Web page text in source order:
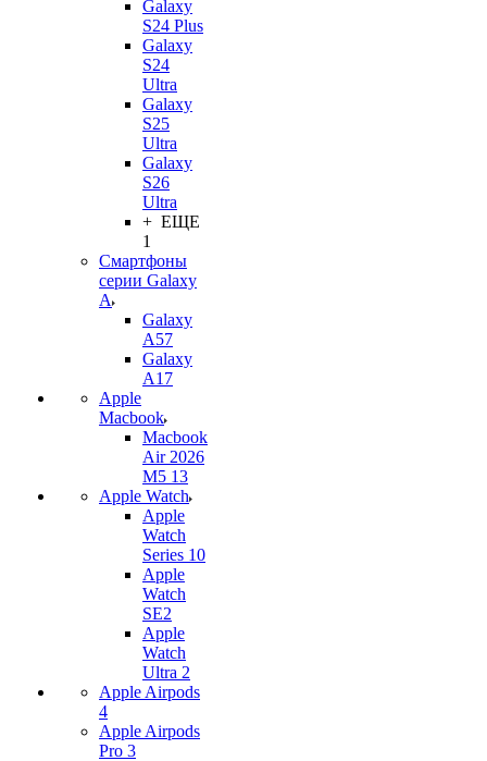
Galaxy
S24 Plus
Galaxy
S24
Ultra
Galaxy
S25
Ultra
Galaxy
S26
Ultra
+ ЕЩЕ
1
Смартфоны
серии Galaxy
A
Galaxy
A57
Galaxy
A17
Apple
Macbook
Macbook
Air 2026
M5 13
Apple Watch
Apple
Watch
Series 10
Apple
Watch
SE2
Apple
Watch
Ultra 2
Apple Airpods
4
Apple Airpods
Pro 3